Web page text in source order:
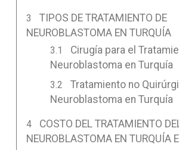
TIPOS DE TRATAMIENTO DE
NEUROBLASTOMA EN TURQUÍA
Cirugía para el
Neuroblastoma en Turquía
Tratamiento no
Neuroblastoma en Turquía
COSTO DEL TRATAMIENTO
NEUROBLASTOMA EN TURQUÍA